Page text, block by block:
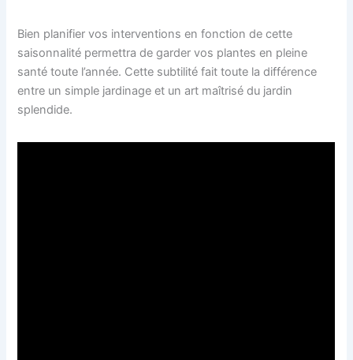
Bien planifier vos interventions en fonction de cette
saisonnalité permettra de garder vos plantes en pleine
santé toute l’année. Cette subtilité fait toute la différence
entre un simple jardinage et un art maîtrisé du jardin
splendide.